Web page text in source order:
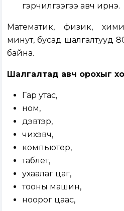
гэрчилгээгээ авч ирнэ.
Математик, физик,
минут, бусад шалгалтууд
байна.
Шалгалтад авч орохыг
Гар утас,
ном,
дэвтэр,
чихэвч,
компьютер,
таблет,
ухаалаг цаг,
тооны машин,
ноорог цаас,